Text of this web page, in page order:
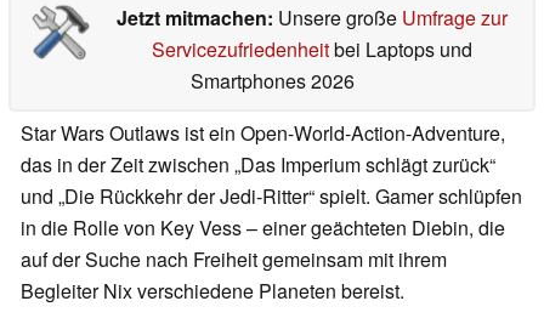
Jetzt mitmachen: Unsere große Umfrage zur
Servicezufriedenheitbei Laptops und
Smartphones 2026
Star Wars Outlaws ist ein Open-World-Action-Adventure,
das in der Zeit zwischen „Das Imperium schlägt zurück“
und „Die Rückkehr der Jedi-Ritter“ spielt. Gamer schlüpfen
in die Rolle von Key Vess – einer geächteten Diebin, die
auf der Suche nach Freiheit gemeinsam mit ihrem
Begleiter Nix verschiedene Planeten bereist.